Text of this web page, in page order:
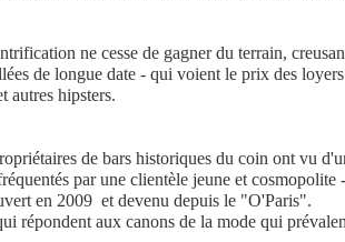
ne cesse de gagner du terrain,
de longue date - qui voient le prix des
autres hipsters.
de bars historiques du coin ont vu
par une clientèle jeune et
en 2009 et devenu depuis le "O'Paris".
répondent aux canons de la mode qui